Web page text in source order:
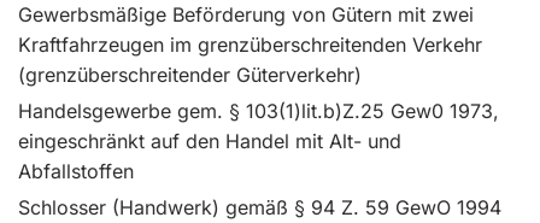
Gewerbsmäßige Beförderung von Gütern mit zwei
Kraftfahrzeugen im grenzüberschreitenden Verkehr
(grenzüberschreitender Güterverkehr)
Handelsgewerbe gem. § 103(1)lit.b)Z.25 Gew0 1973,
eingeschränkt auf den Handel mit Alt- und
Abfallstoffen
Schlosser (Handwerk) gemäß § 94 Z. 59 GewO 1994